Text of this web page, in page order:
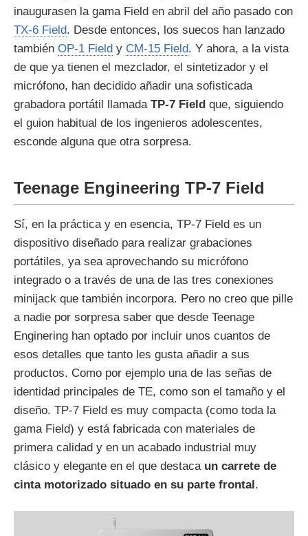
inaugurasen la gama Field en abril del año pasado con
TX-6 Field. Desde entonces, los suecos han lanzado
también OP-1 Field y CM-15 Field. Y ahora, a la vista
de que ya tienen el mezclador, el sintetizador y el
micrófono, han decidido añadir una sofisticada
grabadora portátil llamada TP-7 Field que, siguiendo
el guion habitual de los ingenieros adolescentes,
esconde alguna que otra sorpresa.
Teenage Engineering TP-7 Field
Sí, en la práctica y en esencia, TP-7 Field es un
dispositivo diseñado para realizar grabaciones
portátiles, ya sea aprovechando su micrófono
integrado o a través de una de las tres conexiones
minijack que también incorpora. Pero no creo que pille
a nadie por sorpresa saber que desde Teenage
Enginering han optado por incluir unos cuantos de
esos detalles que tanto les gusta añadir a sus
productos. Como por ejemplo una de las señas de
identidad principales de TE, como son el tamaño y el
diseño. TP-7 Field es muy compacta (como toda la
gama Field) y está fabricada con materiales de
primera calidad y en un acabado industrial muy
clásico y elegante en el que destaca un carrete de
cinta motorizado situado en su parte frontal.